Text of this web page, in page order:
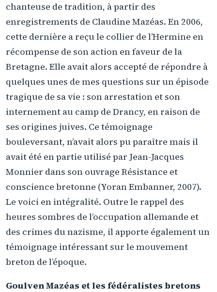
chanteuse de tradition, à partir des
enregistrements de Claudine Mazéas. En 2006,
cette dernière a reçu le collier de l’Hermine en
récompense de son action en faveur de la
Bretagne. Elle avait alors accepté de répondre à
quelques unes de mes questions sur un épisode
tragique de sa vie : son arrestation et son
internement au camp de Drancy, en raison de
ses origines juives. Ce témoignage
bouleversant, n’avait alors pu paraître mais il
avait été en partie utilisé par Jean-Jacques
Monnier dans son ouvrage Résistance et
conscience bretonne (Yoran Embanner, 2007).
Le voici en intégralité. Outre le rappel des
heures sombres de l’occupation allemande et
des crimes du nazisme, il apporte également un
témoignage intéressant sur le mouvement
breton de l’époque.
Goulven Mazéas et les fédéralistes bretons